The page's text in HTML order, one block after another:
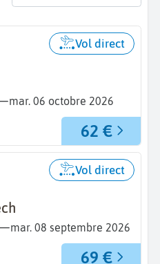
mar. 06 octobre 2026
Vol direct
62 €
mar. 08 septembre 2026
Vol direct
69 €